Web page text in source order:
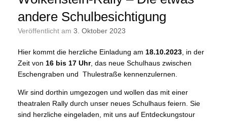
andere Schulbesichtigung
Veröffentlicht am 3. Oktober 2023
Hier kommt die herzliche Einladung am 18.10.2023 , in der
Zeit von 16 bis 17 Uhr, das neue Schulhaus zwischen
Eschengraben und Thulestraße kennenzulernen.
Wir sind dorthin umgezogen und wollen das mit einer
theatralen Rally durch unser neues Schulhaus feiern. Sie
sind herzliche eingeladen, mit uns auf Entdeckungstour